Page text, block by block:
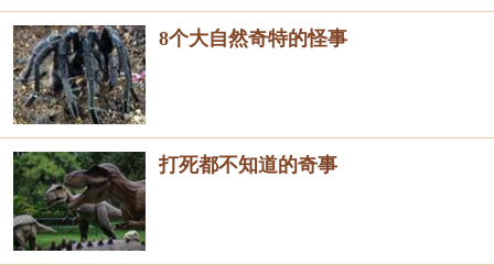
8个大自然奇特的怪事
打死都不知道的奇事